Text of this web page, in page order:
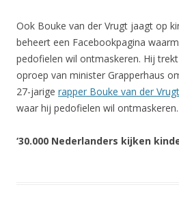
Ook Bouke van der Vrugt jaagt op
beheert een Facebookpagina
pedofielen wil ontmaskeren. Hij
oproep van minister Grapperhaus
27-jarige rapper Bouke van der Vrugt
waar hij pedofielen wil ontmaskeren.
‘30.000 Nederlanders kijken